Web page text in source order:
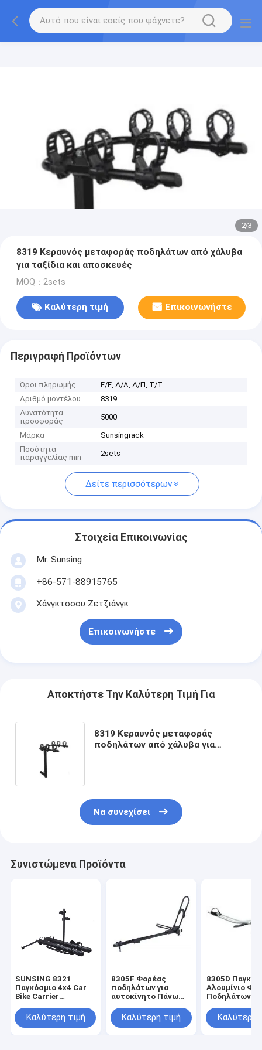
2/3
8319 Κεραυνός μεταφοράς ποδηλάτων από χάλυβα
για ταξίδια και αποσκευές
MOQ：2sets
Καλύτερη τιμή Επικοινωνήστε
Περιγραφή Προϊόντων
Όροι πληρωμής
Ε/Ε, Δ/Α, Δ/Π, Τ/Τ
Αριθμό μοντέλου
8319
Δυνατότητα
προσφοράς
5000
Μάρκα
Sunsingrack
Ποσότητα
παραγγελίας min
2sets
Δείτε περισσότερων
Στοιχεία Επικοινωνίας
Mr. Sunsing
+86-571-88915765
Χάνγκτσοου Ζετζιάνγκ
Επικοινωνήστε
Αποκτήστε Την Καλύτερη Τιμή Για
8319 Κεραυνός μεταφοράς
ποδηλάτων από χάλυβα για
Να συνεχίσει
Συνιστώμενα Προϊόντα
SUNSING 8321
Παγκόσμιο 4x4 Car
Bike Carrier
Εργασίες με
Mountain Bike & E-
Καλύτερη τιμή
8305F Φορέας
ποδηλάτων για
αυτοκίνητο Πάνω
Νάιλον οροφή
Mount Μετέφερε
Καλύτερη τιμή
8305D
Αλουμίνιο
Ποδηλάτων
για το
Καλύτερη